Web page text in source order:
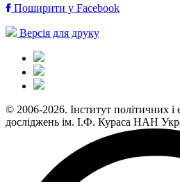
Поширити у Facebook
Версія для друку
© 2006-2026. Інститут політичних і
досліджень ім. І.Ф. Кураса НАН